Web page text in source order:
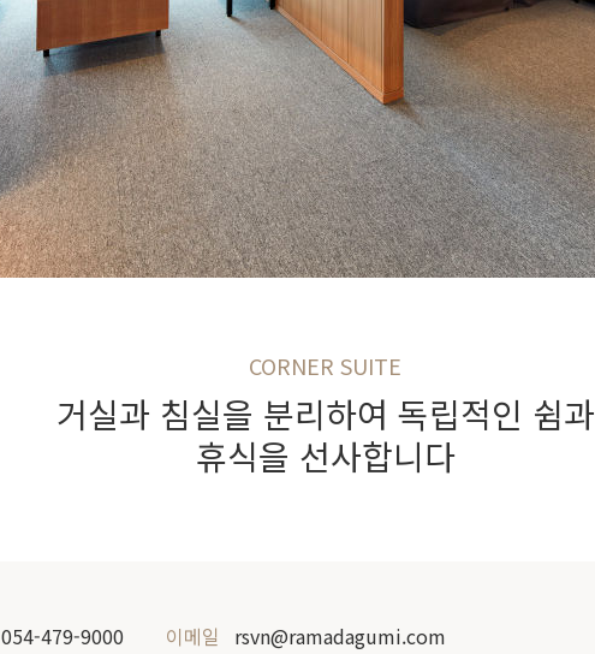
CORNER SUITE
거실과 침실을 분리하여 독립적인 쉼과
휴식을 선사합니다
054-479-9000 이메일 rsvn@ramadagumi.com